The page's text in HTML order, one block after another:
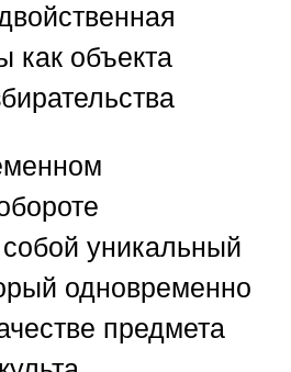
как объекта
уникальный
одновременно
предмета